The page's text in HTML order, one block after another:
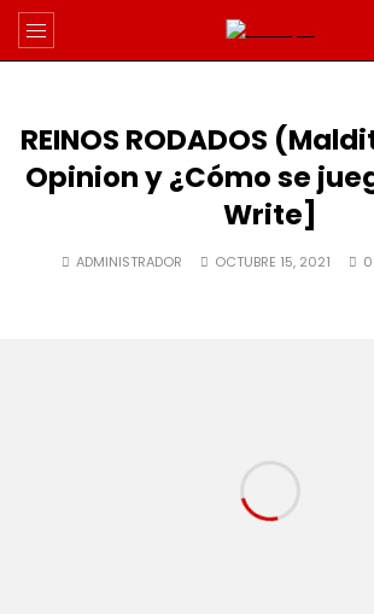
REINOS RODADOS
Opinion y ¿Cómo se
Write]
ADMINISTRADOR OCTUBRE 15, 2021 0